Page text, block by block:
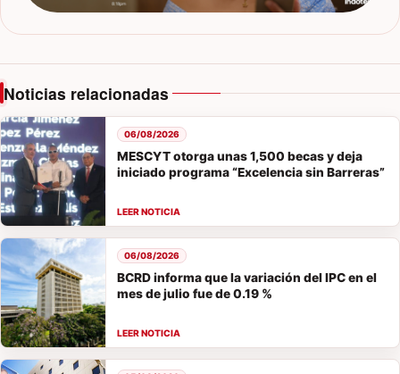
Noticias relacionadas
MESCYT otorga unas 1,500 becas y deja
iniciado programa “Excelencia sin Barreras”
06/08/2026
BCRD informa que la variación del IPC en el
mes de julio fue de 0.19 %
06/08/2026